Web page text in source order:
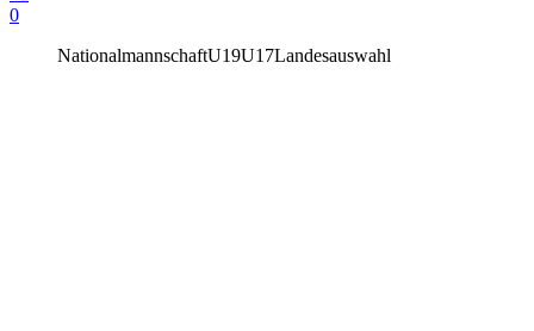
0
NationalmannschaftU19U17Landesauswahl